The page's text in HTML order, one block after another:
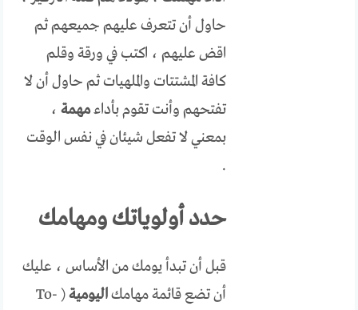
حاول أن تتعرف عليهم جميعهم ثم
اقض عليهم ، اكتب في ورقة وقلم
كافة المشتتات والملهيات ثم حاول أن لا
تفتحهم وأنت تقوم بأداءمهمة،
بمعني لا تفعل شيئان في نفس الوقت
.
حدد أولوياتك ومهامك
قبل أن تبدأ يومك من الأساس ، عليك
أن تضع قائمة مهامكاليومية
( To-